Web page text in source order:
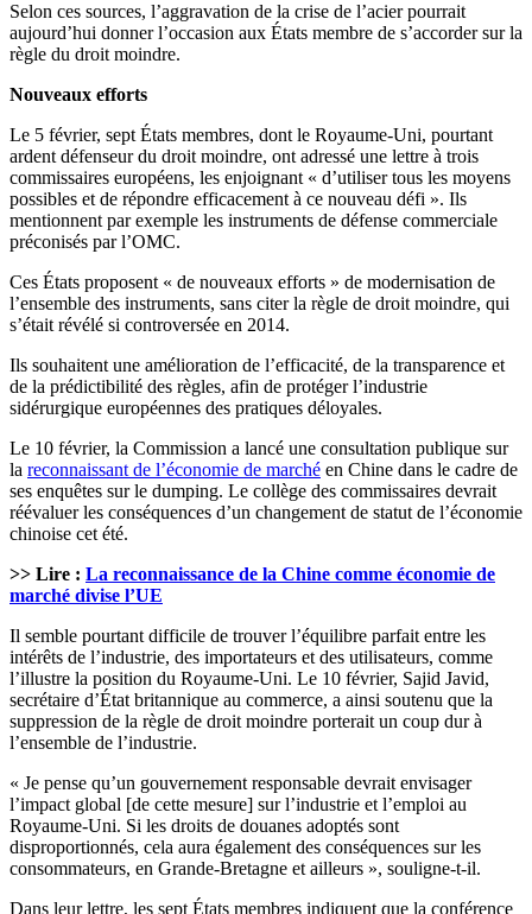
Selon ces sources, l’aggravation de la crise de l’acier pourrait
aujourd’hui donner l’occasion aux États membre de s’accorder sur la
règle du droit moindre.
Nouveaux efforts
Le 5 février, sept États membres, dont le Royaume-Uni, pourtant
ardent défenseur du droit moindre, ont adressé une lettre à trois
commissaires européens, les enjoignant « d’utiliser tous les moyens
possibles et de répondre efficacement à ce nouveau défi ». Ils
mentionnent par exemple les instruments de défense commerciale
préconisés par l’OMC.
Ces États proposent « de nouveaux efforts » de modernisation de
l’ensemble des instruments, sans citer la règle de droit moindre, qui
s’était révélé si controversée en 2014.
Ils souhaitent une amélioration de l’efficacité, de la transparence et
de la prédictibilité des règles, afin de protéger l’industrie
sidérurgique européennes des pratiques déloyales.
Le 10 février, la Commission a lancé une consultation publique sur
la reconnaissant de l’économie de marché en Chine dans le cadre de
ses enquêtes sur le dumping. Le collège des commissaires devrait
réévaluer les conséquences d’un changement de statut de l’économie
chinoise cet été.
>> Lire : La reconnaissance de la Chine comme économie de
marché divise l’UE
Il semble pourtant difficile de trouver l’équilibre parfait entre les
intérêts de l’industrie, des importateurs et des utilisateurs, comme
l’illustre la position du Royaume-Uni. Le 10 février, Sajid Javid,
secrétaire d’État britannique au commerce, a ainsi soutenu que la
suppression de la règle de droit moindre porterait un coup dur à
l’ensemble de l’industrie.
« Je pense qu’un gouvernement responsable devrait envisager
l’impact global [de cette mesure] sur l’industrie et l’emploi au
Royaume-Uni. Si les droits de douanes adoptés sont
disproportionnés, cela aura également des conséquences sur les
consommateurs, en Grande-Bretagne et ailleurs », souligne-t-il.
Dans leur lettre, les sept États membres indiquent que la conférence